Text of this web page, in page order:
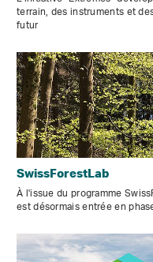
terrain, des instruments et
futur
SwissForestLab
À l'issue du programme
est désormais entrée en